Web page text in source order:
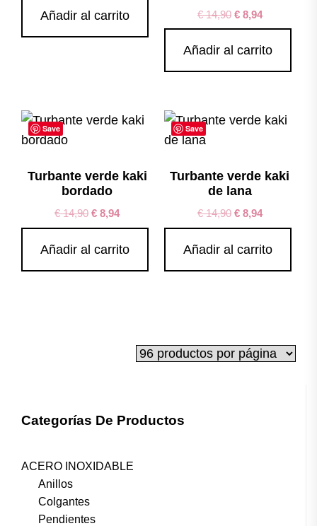
Añadir al carrito €14,90 €8,94
Añadir al carrito
Save
Turbante verde kaki
bordado
€14,90 € 8,94
Añadir al carrito
Save
Turbante verde kaki
de lana
€14,90 €8,94
Añadir al carrito
Categorías De Productos
ACERO INOXIDABLE
Anillos
Colgantes
Pendientes